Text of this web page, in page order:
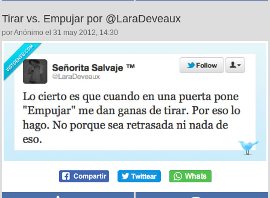
Tirar vs. Empujar por @LaraDeveaux
por Anónimo el 31 may 2012, 14:30